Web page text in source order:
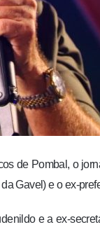
de Pombal, o
Gavel) e o ex-
e a ex-